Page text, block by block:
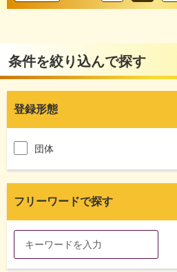
条件を絞り込んで探す
登録形態
団体
フリーワードで探す